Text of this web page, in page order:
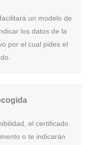
un modelo de
los datos de la
por el cual pides el
el certificado
o te indicarán